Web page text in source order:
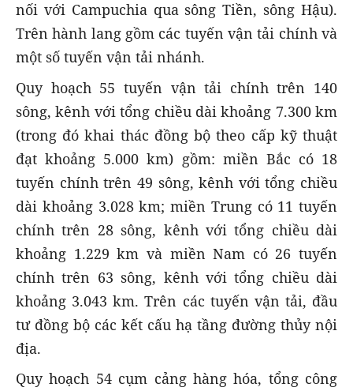
nối với Campuchia qua sông Tiền, sông Hậu).
Trên hành lang gồm các tuyến vận tải chính và
một số tuyến vận tải nhánh.
Quy hoạch 55 tuyến vận tải chính trên 140
sông, kênh với tổng chiều dài khoảng 7.300 km
(trong đó khai thác đồng bộ theo cấp kỹ thuật
đạt khoảng 5.000 km) gồm: miền Bắc có 18
tuyến chính trên 49 sông, kênh với tổng chiều
dài khoảng 3.028 km; miền Trung có 11 tuyến
chính trên 28 sông, kênh với tổng chiều dài
khoảng 1.229 km và miền Nam có 26 tuyến
chính trên 63 sông, kênh với tổng chiều dài
khoảng 3.043 km. Trên các tuyến vận tải, đầu
tư đồng bộ các kết cấu hạ tầng đường thủy nội
địa.
Quy hoạch 54 cụm cảng hàng hóa, tổng công